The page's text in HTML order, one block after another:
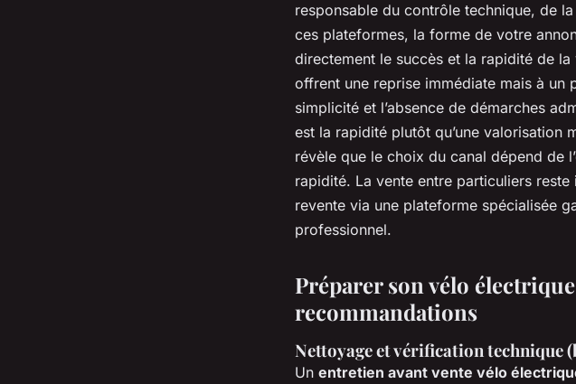
responsable du contrôle technique, de
ces plateformes, la forme de votre
directement le succès et la rapidité de
offrent une reprise immédiate mais à un
simplicité et l’absence de démarches
est la rapidité plutôt qu’une valorisation
révèle que le choix du canal dépend de
rapidité. La vente entre particuliers
revente via une plateforme spécialisée
professionnel.
Préparer son vélo
recommandations
Nettoyage et vérification technique
Un entretien avant vente vélo